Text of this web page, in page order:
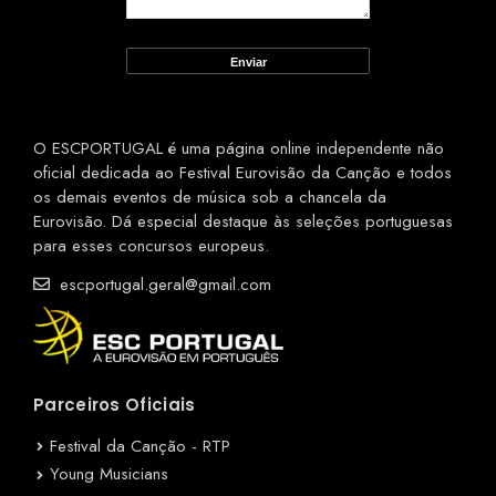
O ESCPORTUGAL é uma página online independente não
oficial dedicada ao Festival Eurovisão da Canção e todos
os demais eventos de música sob a chancela da
Eurovisão. Dá especial destaque às seleções portuguesas
para esses concursos europeus.
escportugal.geral@gmail.com
Parceiros Oficiais
Festival da Canção - RTP
Young Musicians